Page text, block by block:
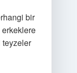
bir
erkeklere
teyzeler